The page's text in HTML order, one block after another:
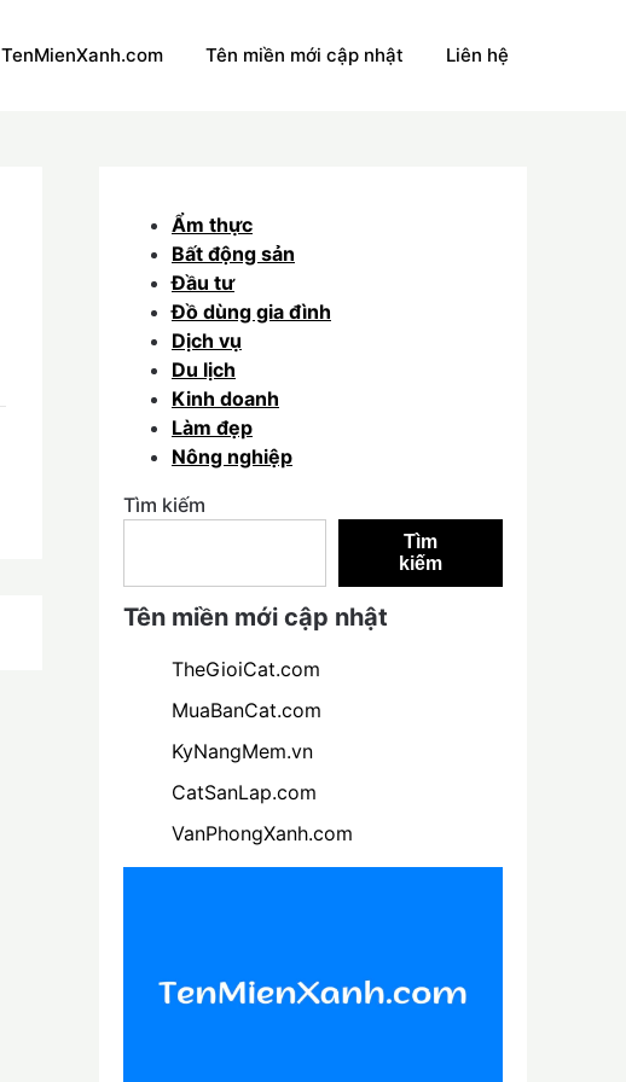
TenMienXanh.com Tên miền mới cập nhật Liên hệ
Ẩm thực
Bất động sản
Đầu tư
Đồ dùng gia đình
Dịch vụ
Du lịch
Kinh doanh
Làm đẹp
Nông nghiệp
Tìm kiếm
Tìm
kiếm
Tên miền mới cập nhật
TheGioiCat.com
MuaBanCat.com
KyNangMem.vn
CatSanLap.com
VanPhongXanh.com